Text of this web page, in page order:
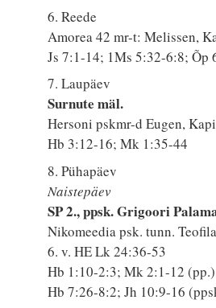
6. Reede
Amorea 42 mr-t: Melissen,
Js 7:1-14; 1Ms 5:32-6:8; Õp
7. Laupäev
Surnute mäl.
Hersoni pskmr-d Eugen,
Hb 3:12-16; Mk 1:35-44
8. Pühapäev
Naistepäev
SP 2., ppsk. Grigoori
Nikomeedia psk. tunn.
6. v. HE Lk 24:36-53
Hb 1:10-2:3; Mk 2:1-12 (pp.)
Hb 7:26-8:2; Jh 10:9-16